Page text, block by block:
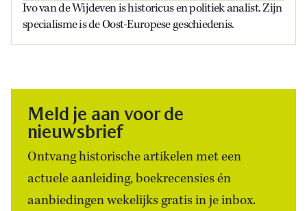
Ivo van de Wijdeven is historicus en politiek analist. Zijn
specialisme is de Oost-Europese geschiedenis.
Meld je aan voor de
nieuwsbrief
Ontvang historische artikelen met een
actuele aanleiding, boekrecensies én
aanbiedingen wekelijks gratis in je inbox.